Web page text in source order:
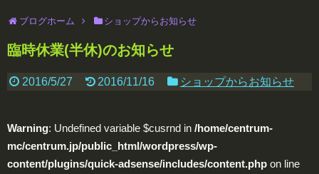
ブログホーム ショップからお知らせ
臨時休業(半休)のお知らせ
2016/5/27 2016/11/16 ショップからお知らせ
Warning: Undefined variable $cusrnd in /home/centrum-
mc/centrum.jp/public_html/wordpress/wp-
content/plugins/quick-adsense/includes/content.php on line